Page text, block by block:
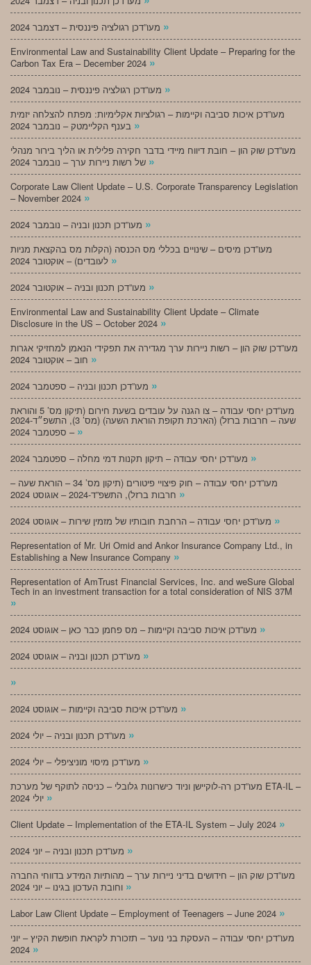
»
Environmental Law and Sustainability Client Update – Preparing for the
Carbon Tax Era – December 2024 »
»
מעו”דכן איכות סביבה וקיימות – רגולציות אקלימיות: מפתח להצלחה יזמית
»
מעו”דכן שוק הון – חובת דיווח מיידי בדבר חקירה פלילית או הליך בירור מנהלי
»
Corporate Law Client Update – U.S. Corporate Transparency Legislation
– November 2024 »
»
מעו”דכן מיסים – שינויים בכללי מס הכנסה (הקלות מס בהקצאת מניות
»
»
Environmental Law and Sustainability Client Update – Climate
Disclosure in the US – October 2024 »
מעו”דכן שוק הון – רשות ניירות ערך מגדירה את תפקידי הנאמן למחזיקי אגרות
»
»
מעו”דכן יחסי עבודה – צו הגנה על עובדים בשעת חירום (תיקון מס’ 5 והוראת
שעה – חרבות ברזל) (הארכת תקופת הוראת השעה) (מס’ 3), התשפ״ד-2024
– ספטמבר 2024 »
»
מעו”דכן יחסי עבודה – חוק פיצויי פיטורים (תיקון מס’ 34 – הוראת שעה –
»
»
Representation of Mr. Uri Omid and Ankor Insurance Company Ltd., in
Establishing a New Insurance Company »
Representation of AmTrust Financial Services, Inc. and weSure Global
Tech in an investment transaction for a total consideration of NIS 37M
»
»
»
»
»
»
»
מעו”דכן רה-לוקיישן וניוד כישרונות גלובלי – כניסה לתוקף של מערכת ETA-IL –
»
Client Update – Implementation of the ETA-IL System – July 2024 »
»
מעו”דכן שוק הון – חידושים בדיני ניירות ערך – מהותיות המידע בדווחי החברה
»
Labor Law Client Update – Employment of Teenagers – June 2024 »
מעו”דכן יחסי עבודה – העסקת בני נוער – תזכורת לקראת חופשת הקיץ – יוני
»